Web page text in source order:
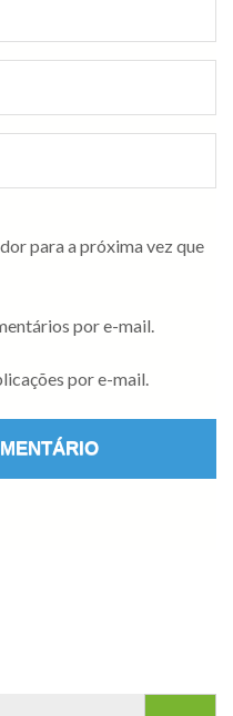
para a próxima vez que
por e-mail.
por e-mail.